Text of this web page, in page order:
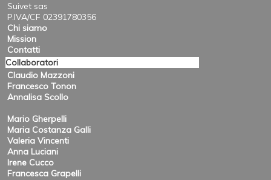
Suivet sas
P.IVA/CF 02391780356
Chi siamo
Mission
Contatti
Collaboratori
Claudio Mazzoni
Francesco Tonon
Annalisa Scollo
Mario Gherpelli
Maria Costanza Galli
Valeria Vincenti
Anna Luciani
Irene Cucco
Francesca Grapelli